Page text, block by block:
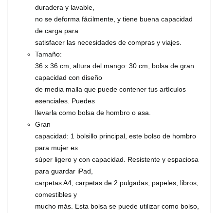
duradera y lavable,
no se deforma fácilmente, y tiene buena capacidad
de carga para
satisfacer las necesidades de compras y viajes.
Tamaño:
36 x 36 cm, altura del mango: 30 cm, bolsa de gran
capacidad con diseño
de media malla que puede contener tus artículos
esenciales. Puedes
llevarla como bolsa de hombro o asa.
Gran
capacidad: 1 bolsillo principal, este bolso de hombro
para mujer es
súper ligero y con capacidad. Resistente y espaciosa
para guardar iPad,
carpetas A4, carpetas de 2 pulgadas, papeles, libros,
comestibles y
mucho más. Esta bolsa se puede utilizar como bolso,